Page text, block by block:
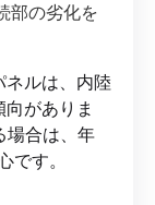
部の劣化を
ルは、内陸
がありま
場合は、年
です。